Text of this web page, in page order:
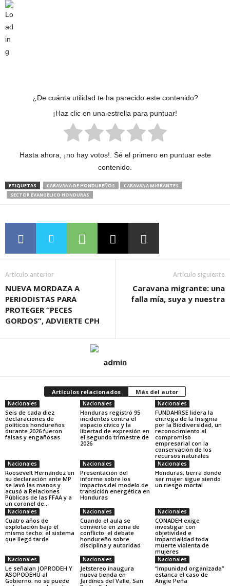
¿De cuánta utilidad te ha parecido este contenido?
¡Haz clic en una estrella para puntuar!
Hasta ahora, ¡no hay votos!. Sé el primero en puntuar este
contenido.
ETIQUETAS CARAVANA DE HONDUREÑOS
CARAVANA MIGRANTES
SECTOR EVANGELICO HONDURAS
Artículo anterior
NUEVA MORDAZA A
PERIODISTAS PARA
PROTEGER “PECES
GORDOS”, ADVIERTE CPH
Artículo siguiente
Caravana migrante: una
falla mía, suya y nuestra
admin
Artículos relacionados Más del autor
Nacionales
Seis de cada diez
declaraciones de
políticos hondureños
durante 2026 fueron
falsas y engañosas
Nacionales
Honduras registró 95
incidentes contra el
espacio cívico y la
libertad de expresión en
el segundo trimestre de
2026
Nacionales
FUNDAHRSE lidera la
entrega de la Insignia
por la Biodiversidad, un
reconocimiento al
compromiso
empresarial con la
conservación de los
recursos naturales
Nacionales
Roosevelt Hernández en
su declaración ante MP
se lavó las manos y
acusó a Relaciones
Públicas de las FFAA y a
un coronel de...
Nacionales
Presentación del
informe sobre los
impactos del modelo de
transición energética en
Honduras
Nacionales
Honduras, tierra donde
ser mujer sigue siendo
un riesgo mortal
Nacionales
Cuatro años de
explotación bajo el
mismo techo: el sistema
que llegó tarde
Nacionales
Cuando el aula se
convierte en zona de
conflicto: el debate
hondureño sobre
disciplina y autoridad
Nacionales
CONADEH exige
investigar con
objetividad e
imparcialidad toda
muerte violenta de
mujeres
Nacionales
Le señalan JOPRODEH Y
ASOPODEHU al
Gobierno: no se puede
Nacionales
Jetstereo inaugura
nueva tienda en
Jardines del Valle, San
Nacionales
“Impunidad organizada”
estanca el caso de
Angie Peña